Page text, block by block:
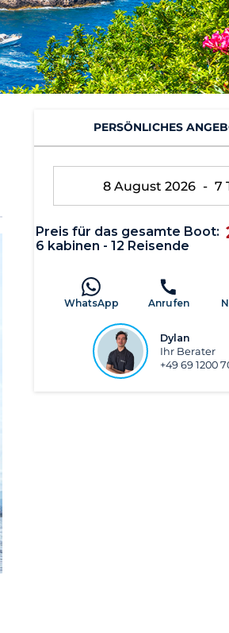
PERSÖNLICHES
8 August 2026 - 7
Preis für das gesamte Boot:
6 kabinen - 12 Reisende
WhatsApp Anrufen
Dylan
Ihr Berater
+49 69 1200